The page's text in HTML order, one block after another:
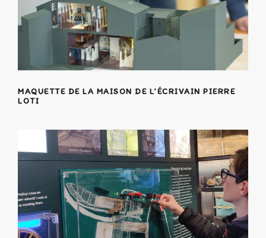
MAQUETTE DE LA MAISON DE L’ÉCRIVAIN PIERRE
LOTI